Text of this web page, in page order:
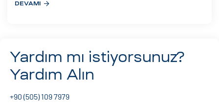
DEVAMI
Yardım mı istiyorsunuz?
Yardım Alın
+90 (505) 109 7979